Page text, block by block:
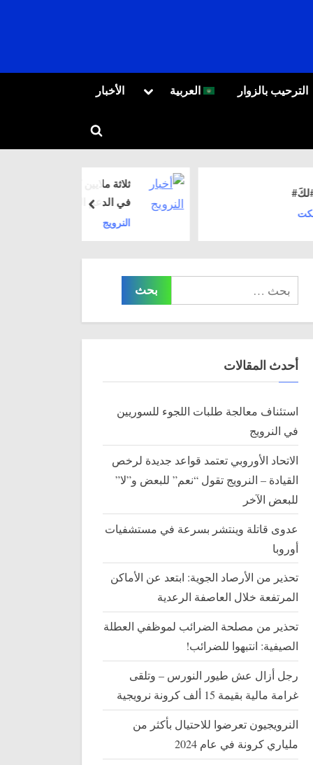
الترحيب بالزوار العربية Toggle
Русский
الأخبار
Toggle
ثلاثة ملايين كرونة نرويجية
في الدعم الصحفي.
prev
البحث
عن:
أحدث المقالات
استئناف معالجة طلبات اللجوء للسوريين
في النرويج
الاتحاد الأوروبي تعتمد قواعد جديدة لرخص
القيادة – النرويج تقول “نعم” للبعض و”لا”
للبعض الآخر
عدوى قاتلة وينتشر بسرعة في مستشفيات
أوروبا
تحذير من الأرصاد الجوية: ابتعد عن الأماكن
المرتفعة خلال العاصفة الرعدية
تحذير من مصلحة الضرائب لموظفي العطلة
الصيفية: انتبهوا للضرائب!
رجل أزال عش طيور النورس – وتلقى
غرامة مالية بقيمة 15 ألف كرونة نرويجية
النرويجيون تعرضوا للاحتيال بأكثر من
ملياري كرونة في عام 2024